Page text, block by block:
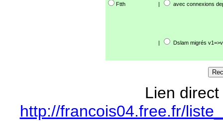
Ftth | avec connexions
| Dslam migrés
Lien
http://francois04.free.fr/